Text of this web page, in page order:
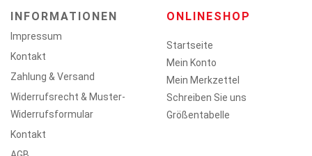
INFORMATIONEN
Impressum
Kontakt
Zahlung & Versand
Widerrufsrecht & Muster-
Widerrufsformular
Kontakt
ONLINESHOP
Startseite
Mein Konto
Mein Merkzettel
Schreiben Sie uns
Größentabelle